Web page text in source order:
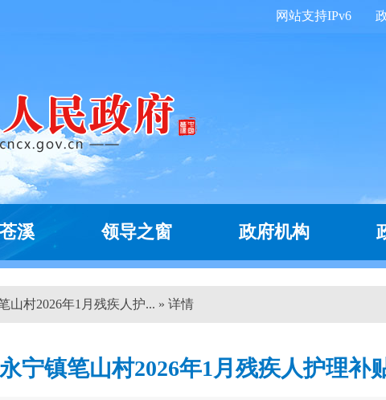
网站支持IPv6
溪 领导之窗 政府机构
山村2026年1月残疾人护... » 详情
永宁镇笔山村2026年1月残疾人护理补